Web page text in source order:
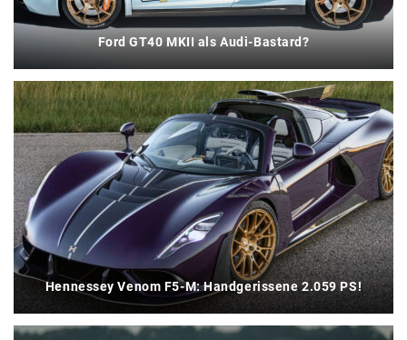
Ford GT40 MKII als Audi-Bastard?
Hennessey Venom F5-M: Handgerissene 2.059 PS!